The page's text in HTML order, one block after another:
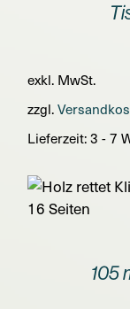
exkl. MwSt.
zzgl.
Lieferzeit:3 - 7
105